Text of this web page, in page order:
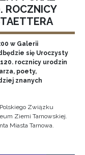
ROCZNICY
w Galerii
się Uroczysty
rocznicy urodzin
poety,
znanych
Związku
Ziemi Tarnowskiej.
Miasta Tarnowa.